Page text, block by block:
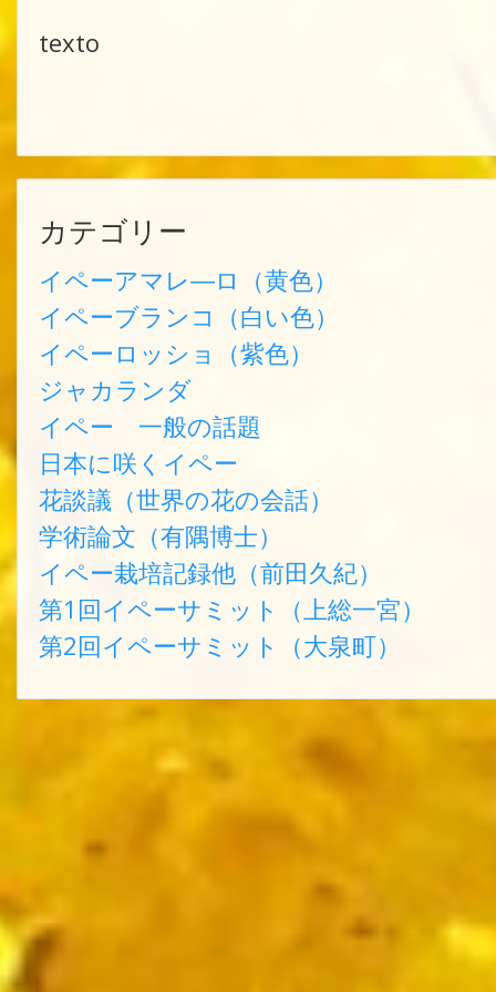
texto
カテゴリー
イペーアマレ―ロ（黄色）
イペーブランコ（白い色）
イペーロッショ（紫色）
ジャカランダ
イペー 一般の話題
日本に咲くイペー
花談議（世界の花の会話）
学術論文（有隅博士）
イペー栽培記録他（前田久紀）
第1回イペーサミット（上総一宮）
第2回イペーサミット（大泉町）